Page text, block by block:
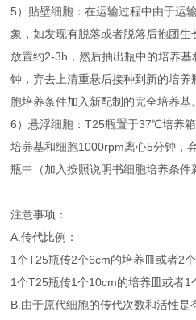
5）贴壁细胞：在运输过程中由于运
象，如发现有脱落或者脱落后抱团
放置约2-3h，然后抽出瓶中的培养
钟，弃去上清重悬后接种到新的培
胞培养条件加入新配制的完全培养基。
6）悬浮细胞：T25瓶置于37℃培养
培养基和细胞1000rpm离心5分钟，
瓶中（加入按照说明书细胞培养条件
注意事项：
A.传代比例：
1个T25瓶传2个6cm的培养皿或者2
1个T25瓶传1个10cm的培养皿或者1
B.由于原代细胞的传代次数和活性